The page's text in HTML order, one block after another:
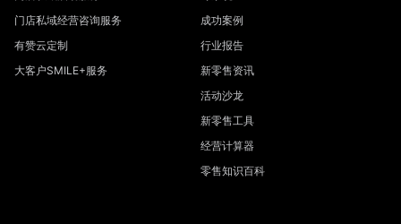
门店私域经营咨询服务
有赞云定制
大客户SMILE+服务
成功案例
行业报告
新零售资讯
活动沙龙
新零售工具
经营计算器
零售知识百科